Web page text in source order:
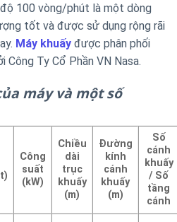
100 vòng/phút là một dòng
tốt và được sử dụng rộng rãi
Máy khuấy được phân phối
Công Ty Cổ Phần VN Nasa.
máy và một số
Công
suất
(kW)
Chiều
dài
trục
khuấy
(m)
Đường
kính
cánh
khuấy
(m)
Số
cánh
khuấy
/ Số
tầng
cánh